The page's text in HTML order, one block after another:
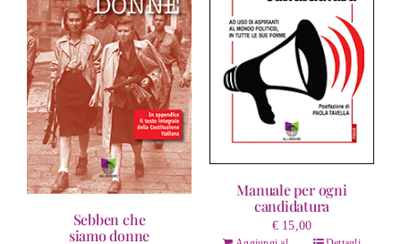
Sebben che
siamo donne
Manuale per ogni
candidatura
€15,00